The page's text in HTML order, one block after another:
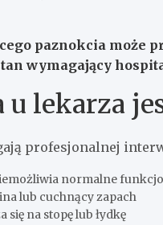
paznokcia może
wymagający
lekarza
profesjonalnej
normalne
lub cuchnący zapach
na stopę lub łydkę